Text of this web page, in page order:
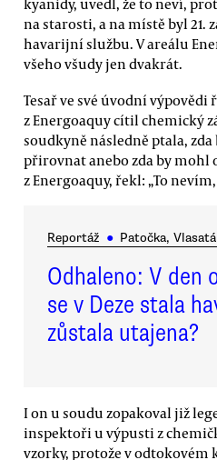
kyanidy, uvedl, že to neví,
na starosti, a na místě byl 21.
havarijní službu. V areálu
všeho všudy jen dvakrát.
Tesař ve své úvodní výpovědi
z Energoaquy cítil chemický
soudkyně následně ptala,
přirovnat anebo zda by mohl
z Energoaquy, řekl: „To
Reportáž ● Patočka, Vlasatá
Odhaleno: V den
se v Deze stala
zůstala utajena?
I on u soudu zopakoval již
inspektoři u výpusti z
vzorky, protože v odtokovém